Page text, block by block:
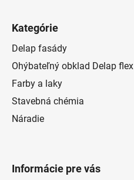
Kategórie
Delap fasády
Ohýbateľný obklad Delap flex
Farby a laky
Stavebná chémia
Náradie
Informácie pre vás